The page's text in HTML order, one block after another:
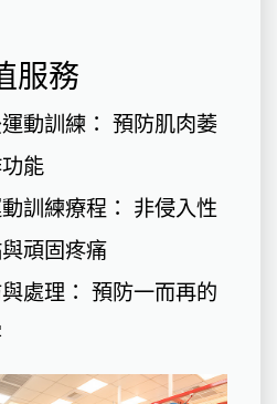
服務
動訓練： 預防肌肉萎
能
訓練療程： 非侵入性
頑固疼痛
處理： 預防一而再的